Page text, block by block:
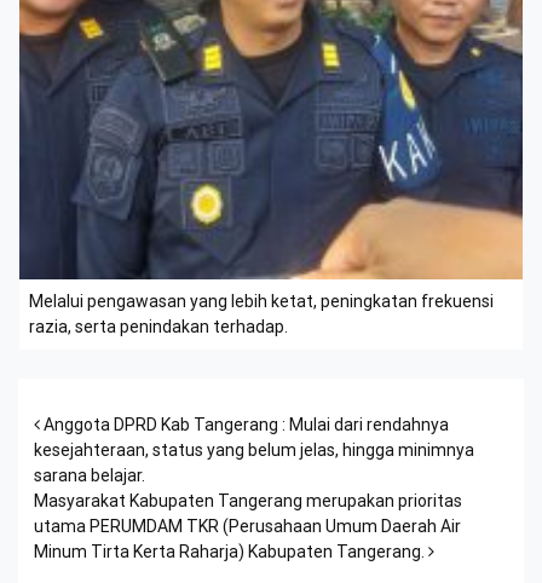
Melalui pengawasan yang lebih ketat, peningkatan frekuensi
razia, serta penindakan terhadap.
Post navigation
Anggota DPRD Kab Tangerang : Mulai dari rendahnya
kesejahteraan, status yang belum jelas, hingga minimnya
sarana belajar.
Masyarakat Kabupaten Tangerang merupakan prioritas
utama PERUMDAM TKR (Perusahaan Umum Daerah Air
Minum Tirta Kerta Raharja) Kabupaten Tangerang.